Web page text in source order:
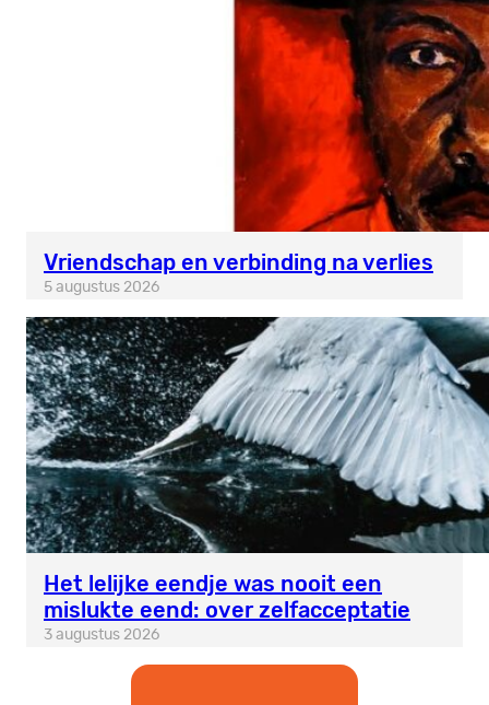
Vriendschap en verbinding na verlies
5 augustus 2026
Het lelijke eendje was nooit een
mislukte eend: over zelfacceptatie
3 augustus 2026